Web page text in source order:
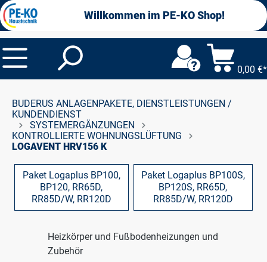
springen Willkommen im PE-KO Shop!
0,00 €*
BUDERUS ANLAGENPAKETE, DIENSTLEISTUNGEN /
KUNDENDIENST
SYSTEMERGÄNZUNGEN
KONTROLLIERTE WOHNUNGSLÜFTUNG
LOGAVENT HRV156 K
Paket Logaplus BP100,
BP120, RR65D,
RR85D/W, RR120D
Paket Logaplus BP100S,
BP120S, RR65D,
RR85D/W, RR120D
Heizkörper und Fußbodenheizungen und
Zubehör